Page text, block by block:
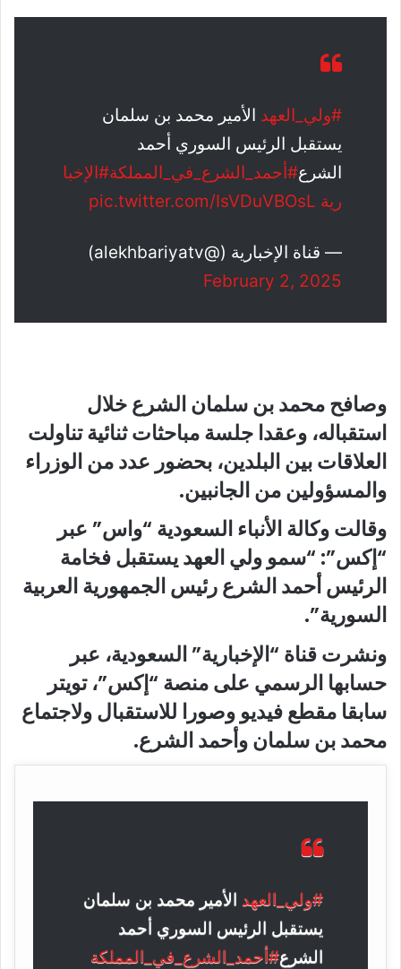
#ولي_العهد الأمير محمد بن سلمان
يستقبل الرئيس السوري أحمد
الشرع#أحمد_الشرع_في_المملكة#الإخبا
رية pic.twitter.com/IsVDuVBOsL
— قناة الإخبارية (@alekhbariyatv)
February 2, 2025
وصافح محمد بن سلمان الشرع خلال
استقباله، وعقدا جلسة مباحثات ثنائية تناولت
العلاقات بين البلدين، بحضور عدد من الوزراء
والمسؤولين من الجانبين.
وقالت وكالة الأنباء السعودية “واس” عبر
“إكس”: “سمو ولي العهد يستقبل فخامة
الرئيس أحمد الشرع رئيس الجمهورية العربية
السورية”.
ونشرت قناة “الإخبارية” السعودية، عبر
حسابها الرسمي على منصة “إكس”، تويتر
سابقا مقطع فيديو وصورا للاستقبال ولاجتماع
محمد بن سلمان وأحمد الشرع.
#ولي_العهد الأمير محمد بن سلمان
يستقبل الرئيس السوري أحمد
الشرع#أحمد_الشرع_في_المملكة